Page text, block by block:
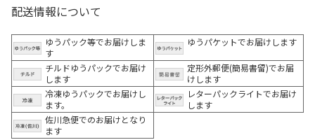
配送情報について
ゆうパック等でお届けしま
す
ゆうパケットでお届けします
チルドゆうパックでお届け
します
定形外郵便(簡易書留)でお届
けします
冷凍ゆうパックでお届けし
ます。
レターパックライトでお届け
します
佐川急便でのお届けとなり
ます